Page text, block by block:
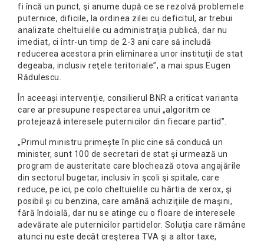
fi încă un punct, şi anume după ce se rezolvă problemele
puternice, dificile, la ordinea zilei cu deficitul, ar trebui
analizate cheltuielile cu administraţia publică, dar nu
imediat, ci într-un timp de 2-3 ani care să includă
reducerea acestora prin eliminarea unor instituţii de stat
degeaba, inclusiv reţele teritoriale”, a mai spus Eugen
Rădulescu.
În aceeaşi intervenţie, consilierul BNR a criticat varianta
care ar presupune respectarea unui „algoritm ce
protejează interesele puternicilor din fiecare partid”.
„Primul ministru primeşte în plic cine să conducă un
minister, sunt 100 de secretari de stat şi urmează un
program de austeritate care blochează otova angajările
din sectorul bugetar, inclusiv în şcoli şi spitale, care
reduce, pe ici, pe colo cheltuielile cu hârtia de xerox, şi
posibil şi cu benzina, care amână achiziţiile de maşini,
fără îndoială, dar nu se atinge cu o floare de interesele
adevărate ale puternicilor partidelor. Soluţia care rămâne
atunci nu este decât creşterea TVA şi a altor taxe,